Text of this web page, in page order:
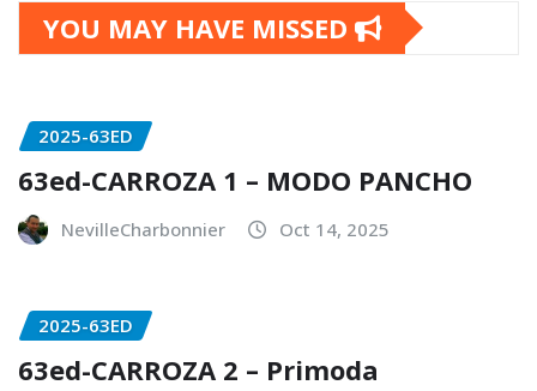
YOU MAY HAVE MISSED
2025-63ED
63ed-CARROZA 1 – MODO PANCHO
NevilleCharbonnier Oct 14, 2025
2025-63ED
63ed-CARROZA 2 – Primoda